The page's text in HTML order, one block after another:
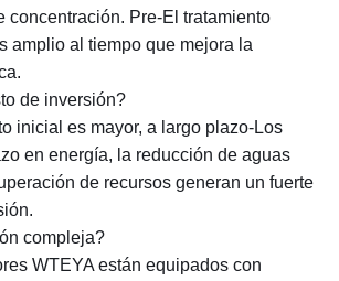
concentración. Pre-El tratamiento
amplio al tiempo que mejora la
de inversión?
inicial es mayor, a largo plazo-Los
en energía, la reducción de aguas
de recursos generan un fuerte
compleja?
WTEYA están equipados con